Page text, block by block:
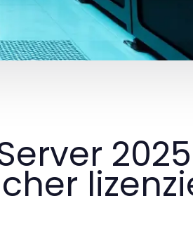
2025